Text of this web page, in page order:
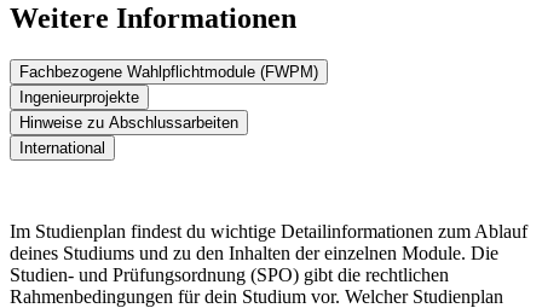
Weitere Informationen
Fachbezogene Wahlpflichtmodule (FWPM)
Ingenieurprojekte
Hinweise zu Abschlussarbeiten
International
Im Studienplan findest du wichtige Detailinformationen zum Ablauf
deines Studiums und zu den Inhalten der einzelnen Module. Die
Studien- und Prüfungsordnung (SPO) gibt die rechtlichen
Rahmenbedingungen für dein Studium vor. Welcher Studienplan